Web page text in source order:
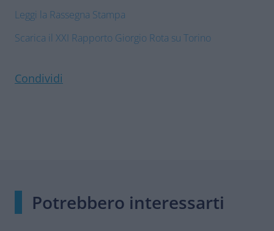
Leggi la Rassegna Stampa
Scarica il XXI Rapporto Giorgio Rota su Torino
Condividi
Potrebbero interessarti